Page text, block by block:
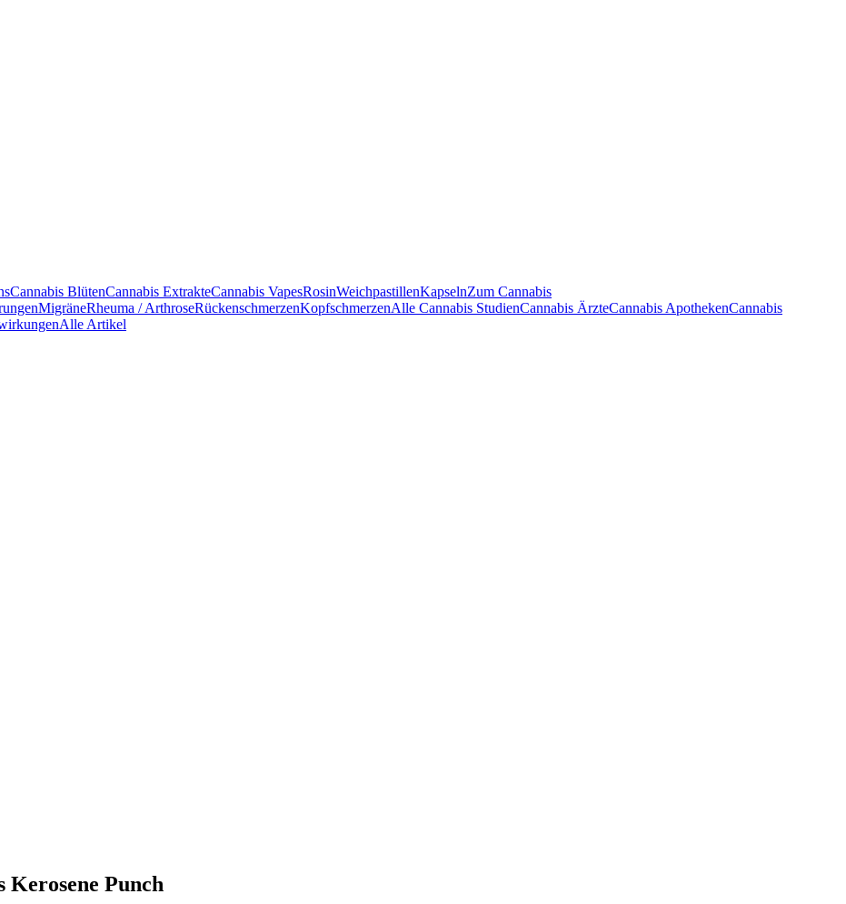
Cannabis BlütenCannabis ExtrakteCannabis VapesRosinWeichpastillenKapselnZum Cannabis
MigräneRheuma / ArthroseRückenschmerzenKopfschmerzenAlle Cannabis StudienCannabis ÄrzteCannabis ApothekenCannabis
Alle Artikel
Punch